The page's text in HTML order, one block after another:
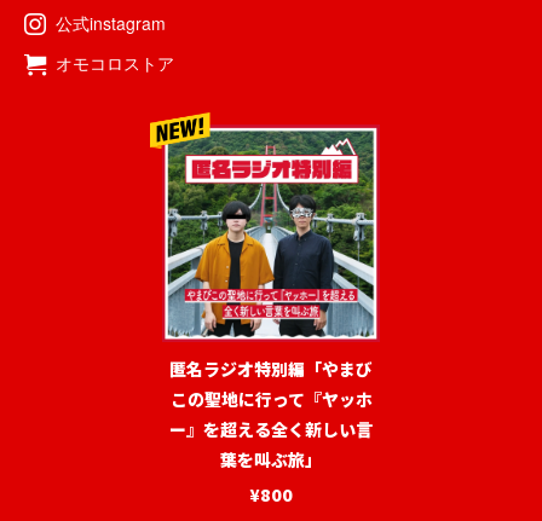
公式instagram
オモコロストア
匿名ラジオ特別編「やまび
この聖地に行って『ヤッホ
ー』を超える全く新しい言
葉を叫ぶ旅」
¥800